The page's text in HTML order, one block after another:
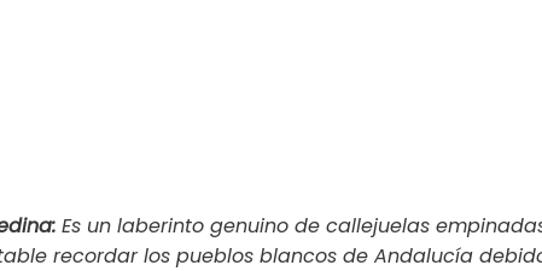
Es un laberinto genuino de callejuelas
recordar los pueblos blancos de Andalucía